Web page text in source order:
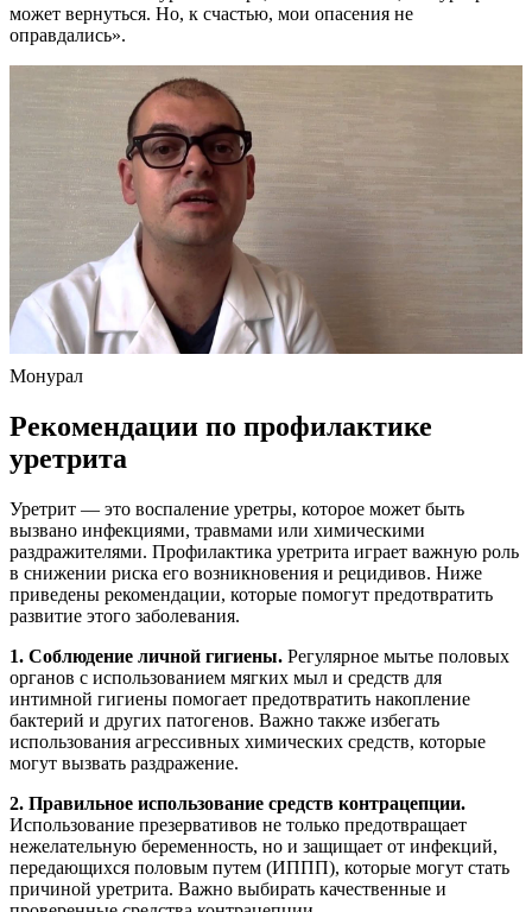
может вернуться. Но, к счастью, мои опасения не
оправдались».
Монурал
Рекомендации по профилактике
уретрита
Уретрит — это воспаление уретры, которое может быть
вызвано инфекциями, травмами или химическими
раздражителями. Профилактика уретрита играет важную роль
в снижении риска его возникновения и рецидивов. Ниже
приведены рекомендации, которые помогут предотвратить
развитие этого заболевания.
1. Соблюдение личной гигиены. Регулярное мытье половых
органов с использованием мягких мыл и средств для
интимной гигиены помогает предотвратить накопление
бактерий и других патогенов. Важно также избегать
использования агрессивных химических средств, которые
могут вызвать раздражение.
2. Правильное использование средств контрацепции.
Использование презервативов не только предотвращает
нежелательную беременность, но и защищает от инфекций,
передающихся половым путем (ИППП), которые могут стать
причиной уретрита. Важно выбирать качественные и